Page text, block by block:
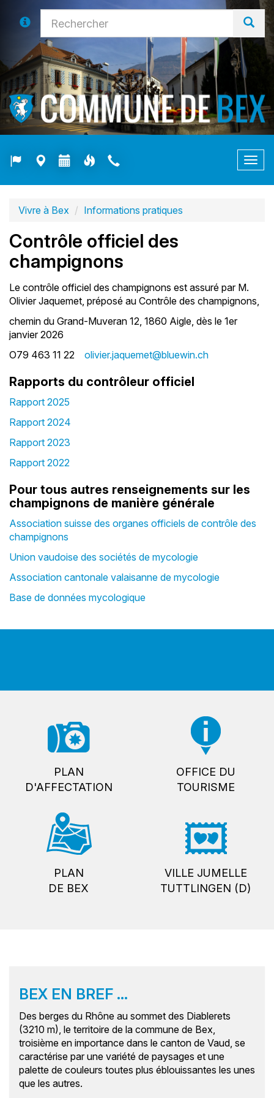
Vivre à Bex Informations pratiques
Contrôle officiel des
champignons
Le contrôle officiel des champignons est assuré par M.
Olivier Jaquemet, préposé au Contrôle des champignons,
chemin du Grand-Muveran 12, 1860 Aigle, dès le 1er
janvier 2026
O79 463 11 22 olivier.jaquemet@bluewin.ch
Rapports du contrôleur officiel
Rapport 2025
Rapport 2024
Rapport 2023
Rapport 2022
Pour tous autres renseignements sur les
champignons de manière générale
Association suisse des organes officiels de contrôle des
champignons
Union vaudoise des sociétés de mycologie
Association cantonale valaisanne de mycologie
Base de données mycologique
PLAN
D'AFFECTATION
OFFICE DU
TOURISME
PLAN
DE BEX
VILLE JUMELLE
TUTTLINGEN (D)
BEX EN BREF ...
Des berges du Rhône au sommet des Diablerets
(3210 m), le territoire de la commune de Bex,
troisième en importance dans le canton de Vaud, se
caractérise par une variété de paysages et une
palette de couleurs toutes plus éblouissantes les unes
que les autres.